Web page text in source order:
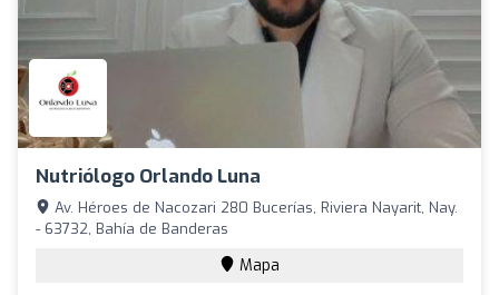
Nutriólogo Orlando Luna
Av. Héroes de Nacozari 280 Bucerías, Riviera Nayarit, Nay.
- 63732, Bahía de Banderas
Mapa